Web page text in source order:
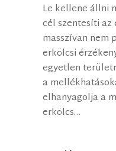
Le kellene állni
cél szentesíti az
masszívan nem
erkölcsi
egyetlen
a
elhanyagolja a
erkölcs…